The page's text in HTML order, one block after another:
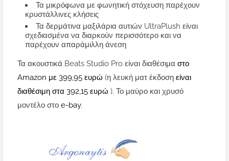
Τα μικρόφωνα με φωνητική στόχευση παρέχουν
κρυστάλλινες κλήσεις
Τα δερμάτινα μαξιλάρια αυτιών UltraPlush είναι
σχεδιασμένα να διαρκούν περισσότερο και να
παρέχουν απαράμιλλη άνεση
Τα ακουστικά Beats Studio Pro είναι διαθέσιμα στο
Amazon με 399,95 ευρώ (η λευκή ματ έκδοση είναι
διαθέσιμη στα 392,15 ευρώ ). Το μαύρο και χρυσό
μοντέλο στο e-bay.